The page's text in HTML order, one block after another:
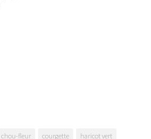
chou-fleur courgette haricot vert